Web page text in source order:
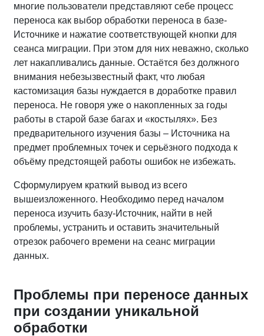
многие пользователи представляют себе процесс
переноса как выбор обработки переноса в базе-
Источнике и нажатие соответствующей кнопки для
сеанса миграции. При этом для них неважно, сколько
лет накапливались данные. Остаётся без должного
внимания небезызвестный факт, что любая
кастомизация базы нуждается в доработке правил
переноса. Не говоря уже о накопленных за годы
работы в старой базе багах и «костылях». Без
предварительного изучения базы – Источника на
предмет проблемных точек и серьёзного подхода к
объёму предстоящей работы ошибок не избежать.
Сформулируем краткий вывод из всего
вышеизложенного. Необходимо перед началом
переноса изучить базу-Источник, найти в ней
проблемы, устранить и оставить значительный
отрезок рабочего времени на сеанс миграции
данных.
Проблемы при переносе данных
при создании уникальной
обработки